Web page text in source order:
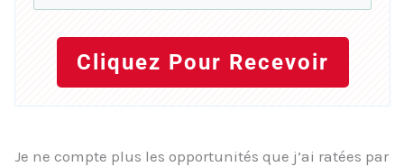
Cliquez Pour Recevoir
Je ne compte plus les opportunités que j’ai ratées par